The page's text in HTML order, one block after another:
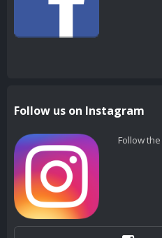
Follow us on Instagram
Follow